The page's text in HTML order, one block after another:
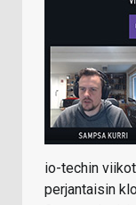
io-techin
perjantaisin